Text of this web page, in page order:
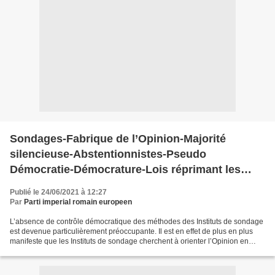
Sondages-Fabrique de l’Opinion-Majorité
silencieuse-Abstentionnistes-Pseudo
Démocratie-Démocrature-Lois réprimant les
actes et propos racistes, antireligieux, sexistes,
homophobes etc…
Publié le 24/06/2021 à 12:27
Par Parti imperial romain europeen
L’absence de contrôle démocratique des méthodes des Instituts de sondage
est devenue particulièrement préoccupante. Il est en effet de plus en plus
manifeste que les Instituts de sondage cherchent à orienter l’Opinion en